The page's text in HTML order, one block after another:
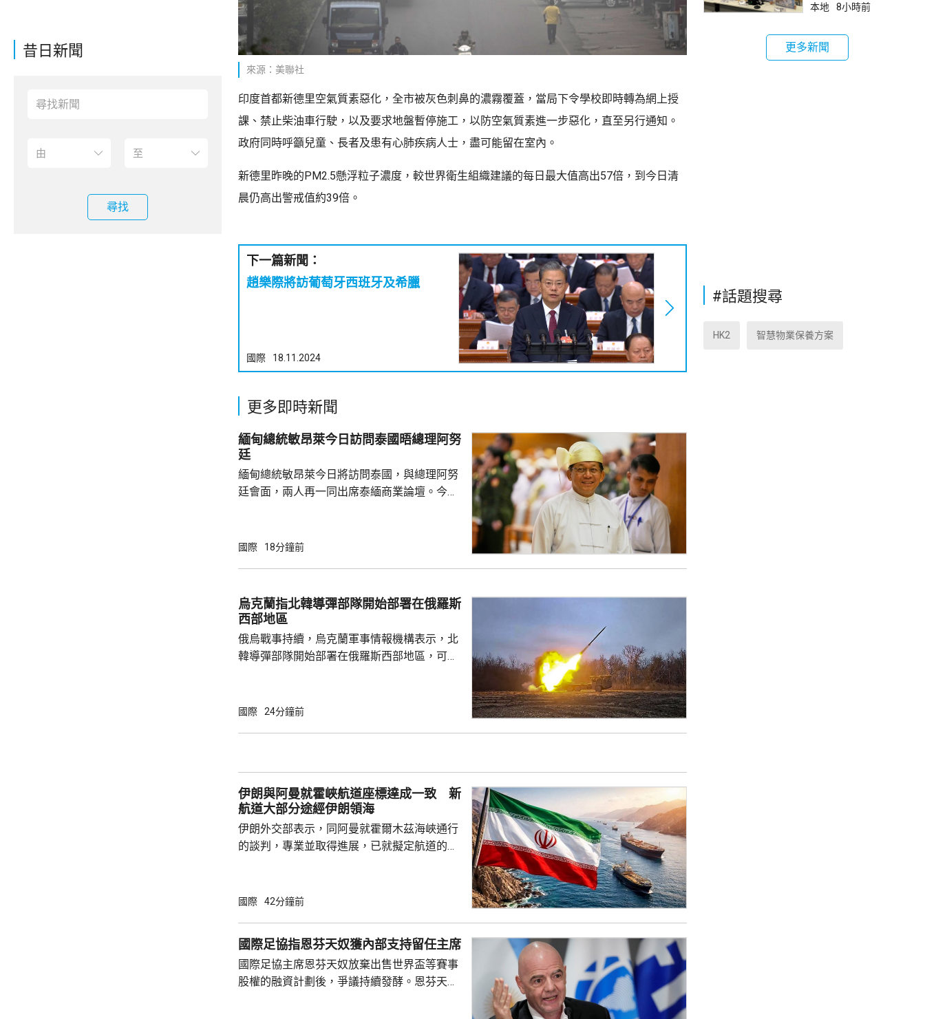
昔日新聞
尋找
來源：美聯社
印度首都新德里空氣質素惡化，全市被灰色刺鼻的濃霧覆蓋，當局下令學校即時轉為網上授
課、禁止柴油車行駛，以及要求地盤暫停施工，以防空氣質素進一步惡化，直至另行通知。
政府同時呼籲兒童、長者及患有心肺疾病人士，盡可能留在室內。
新德里昨晚的PM2.5懸浮粒子濃度，較世界衛生組織建議的每日最大值高出57倍，到今日清
晨仍高出警戒值約39倍。
下一篇新聞：
趙樂際將訪葡萄牙西班牙及希臘
國際 18.11.2024
更多即時新聞
緬甸總統敏昂萊今日訪問泰國晤總理阿努
廷
緬甸總統敏昂萊今日將訪問泰國，與總理阿努
廷會面，兩人再一同出席泰緬商業論壇。今次
發動政變推翻民選政府後，緬甸一直被禁止參
日前重申，泰國對緬甸採取審慎及校準式的重
新接觸政策，除了保持兩國的溝通渠道，亦敦
促緬方遵守東盟主導的和平倡議，這點...
國際 18分鐘前
烏克蘭指北韓導彈部隊開始部署在俄羅斯
西部地區
俄烏戰事持續，烏克蘭軍事情報機構表示，北
韓導彈部隊開始部署在俄羅斯西部地區，可能
道，俄軍計劃在西部沃羅涅日州，部署一支規
定具體部署方案和提供的導彈總數。消息人士
透露，華府已知悉相關...
國際 24分鐘前
伊朗與阿曼就霍峽航道座標達成一致 新
航道大部分途經伊朗領海
伊朗外交部表示，同阿曼就霍爾木茲海峽通行
的談判，專業並取得進展，已就擬定航道的地
巴加埃又指，伊朗同阿曼達成的任何協議，並
海上封鎖，以及其他針對伊朗及其利益的侵略
性及威脅性行動。 霍峽新航道大部分會途經伊
朗領海 伊朗副外長加里巴巴迪表示，...
國際 42分鐘前
國際足協指恩芬天奴獲內部支持留任主席
國際足協主席恩芬天奴放棄出售世界盃等賽事
股權的融資計劃後，爭議持續發酵。恩芬天奴
立法會議員倡加
本地 8小時前
更多新聞
#話題搜尋
HK2 智慧物業保養方案